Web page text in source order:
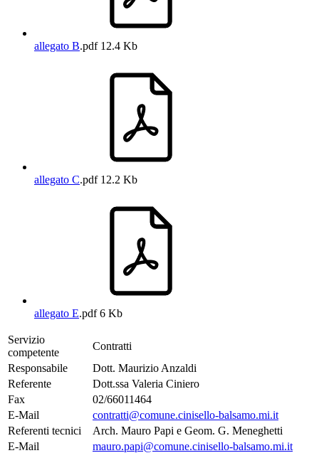
allegato B.pdf12.4 Kb
allegato C.pdf12.2 Kb
allegato E.pdf6 Kb
Servizio
competente
Contratti
Responsabile
Dott. Maurizio Anzaldi
Referente
Dott.ssa Valeria Ciniero
Fax
02/66011464
E-Mail
contratti@comune.cinisello-balsamo.mi.it
Referenti tecnici
Arch. Mauro Papi e Geom. G. Meneghetti
E-Mail
mauro.papi@comune.cinisello-balsamo.mi.it